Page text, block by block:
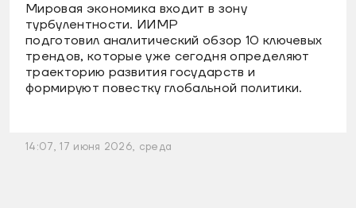
Мировая экономика входит в зону
турбулентности. ИИМР
подготовил аналитический обзор 10 ключевых
трендов, которые уже сегодня определяют
траекторию развития государств и
формируют повестку глобальной политики.
14:07, 17 июня 2026, среда